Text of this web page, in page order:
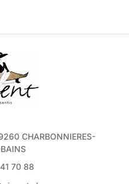
CHARBONNIERES-
70 88